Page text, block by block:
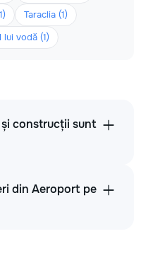
Taraclia (1)
lui vodă (1)
construcții sunt
din Aeroport pe